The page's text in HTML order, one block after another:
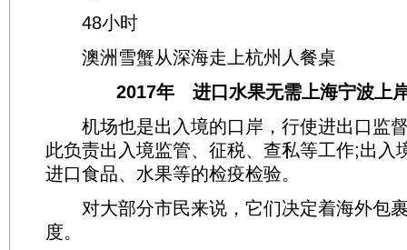
48小时
澳洲雪蟹从深海走上杭州人餐桌
2017年 进口水果无需上海宁波上
机场也是出入境的口岸，行使进出口监
此负责出入境监管、征税、查私等工作;出入
进口食品、水果等的检疫检验。
对大部分市民来说，它们决定着海外包
度。